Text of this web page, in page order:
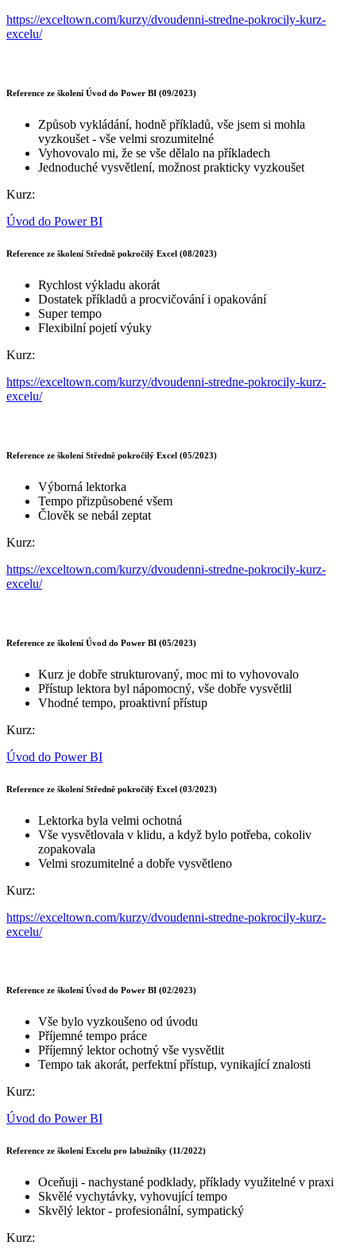
https://exceltown.com/kurzy/dvoudenni-stredne-pokrocily-kurz-
excelu/
Reference ze školení Úvod do Power BI (09/2023)
Způsob vykládání, hodně příkladů, vše jsem si mohla
vyzkoušet - vše velmi srozumitelné
Vyhovovalo mi, že se vše dělalo na příkladech
Jednoduché vysvětlení, možnost prakticky vyzkoušet
Kurz:
Úvod do Power BI
Reference ze školení Středně pokročilý Excel (08/2023)
Rychlost výkladu akorát
Dostatek příkladů a procvičování i opakování
Super tempo
Flexibilní pojetí výuky
Kurz:
https://exceltown.com/kurzy/dvoudenni-stredne-pokrocily-kurz-
excelu/
Reference ze školení Středně pokročilý Excel (05/2023)
Výborná lektorka
Tempo přizpůsobené všem
Člověk se nebál zeptat
Kurz:
https://exceltown.com/kurzy/dvoudenni-stredne-pokrocily-kurz-
excelu/
Reference ze školení Úvod do Power BI (05/2023)
Kurz je dobře strukturovaný, moc mi to vyhovovalo
Přístup lektora byl nápomocný, vše dobře vysvětlil
Vhodné tempo, proaktivní přístup
Kurz:
Úvod do Power BI
Reference ze školení Středně pokročilý Excel (03/2023)
Lektorka byla velmi ochotná
Vše vysvětlovala v klidu, a když bylo potřeba, cokoliv
zopakovala
Velmi srozumitelné a dobře vysvětleno
Kurz:
https://exceltown.com/kurzy/dvoudenni-stredne-pokrocily-kurz-
excelu/
Reference ze školení Úvod do Power BI (02/2023)
Vše bylo vyzkoušeno od úvodu
Příjemné tempo práce
Příjemný lektor ochotný vše vysvětlit
Tempo tak akorát, perfektní přístup, vynikající znalosti
Kurz:
Úvod do Power BI
Reference ze školení Excelu pro labužníky (11/2022)
Oceňuji - nachystané podklady, příklady využitelné v praxi
Skvělé vychytávky, vyhovující tempo
Skvělý lektor - profesionální, sympatický
Kurz: